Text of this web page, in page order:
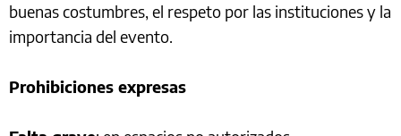
buenas costumbres, el respeto por las instituciones y la
importancia del evento.
Prohibiciones expresas